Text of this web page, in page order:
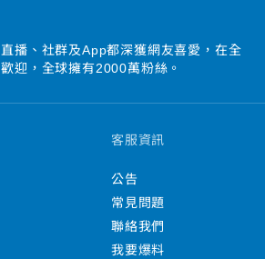
播、社群及App都深獲網友喜愛，在全
迎，全球擁有2000萬粉絲。
客服資訊
公告
常見問題
聯絡我們
我要爆料